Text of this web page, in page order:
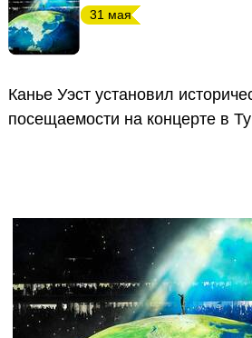
31 мая
Канье Уэст установил
посещаемости на концерте в